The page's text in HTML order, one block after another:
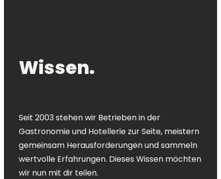
Wissen.
Seit 2003 stehen wir Betrieben in der
Gastronomie und Hotellerie zur Seite, meistern
gemeinsam Herausforderungen und sammeln
wertvolle Erfahrungen. Dieses Wissen möchten
wir nun mit dir teilen.